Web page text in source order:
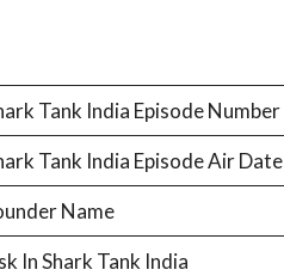
Tank India Episode Number
Tank India Episode Air Date
Name
In Shark Tank India